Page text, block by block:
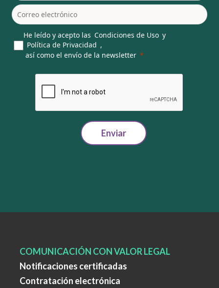
He leído y acepto las Condiciones de Uso y
Política de Privacidad ,
así como el envío de la newsletter
Enviar
COMUNICACIÓN CON VALOR LEGAL
Notificaciones certificadas
Contratación electrónica